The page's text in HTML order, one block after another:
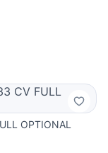
OPTIONAL